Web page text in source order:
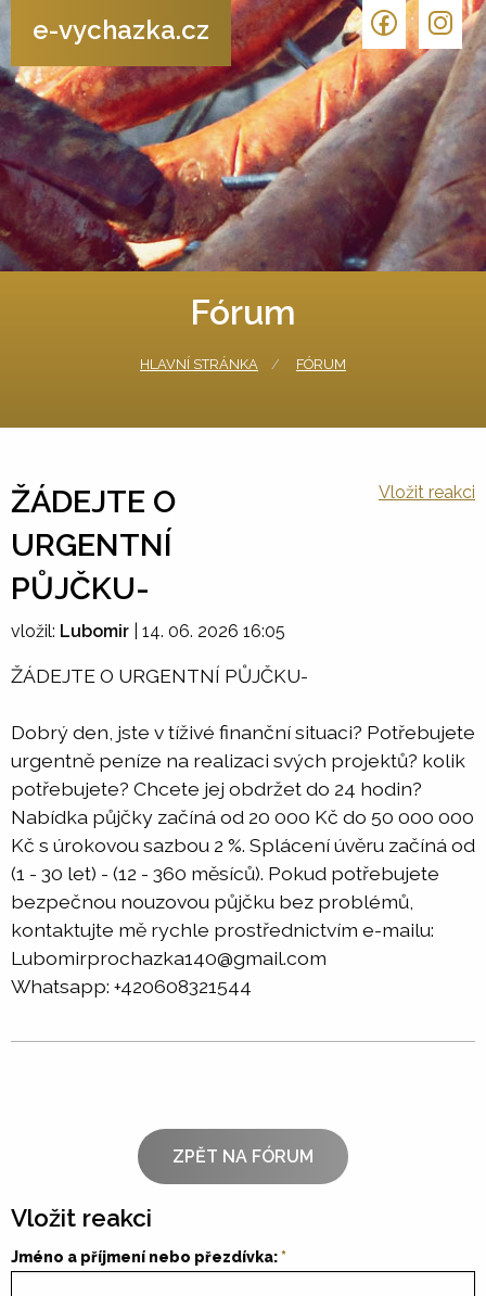
e-vychazka.cz
Fórum
HLAVNÍ STRÁNKA FÓRUM
ŽÁDEJTE O
URGENTNÍ
PŮJČKU-
Vložit reakci
vložil: Lubomir 14. 06. 2026 16:05
ŽÁDEJTE O URGENTNÍ PŮJČKU-
Dobrý den, jste v tíživé finanční situaci? Potřebujete
urgentně peníze na realizaci svých projektů? kolik
potřebujete? Chcete jej obdržet do 24 hodin?
Nabídka půjčky začíná od 20 000 Kč do 50 000 000
Kč s úrokovou sazbou 2 %. Splácení úvěru začíná od
(1 - 30 let) - (12 - 360 měsíců). Pokud potřebujete
bezpečnou nouzovou půjčku bez problémů,
kontaktujte mě rychle prostřednictvím e-mailu:
Lubomirprochazka140@gmail.com
Whatsapp: +420608321544
ZPĚT NA FÓRUM
Vložit reakci
Jméno a příjmení nebo přezdívka: